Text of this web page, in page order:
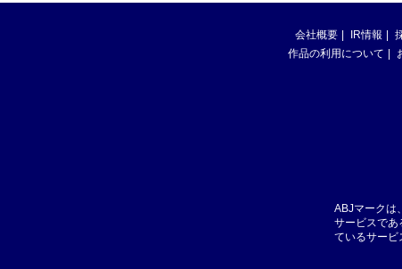
会社概要 IR情報
作品の利用について
ABJマークは
サービスであ
ているサービ